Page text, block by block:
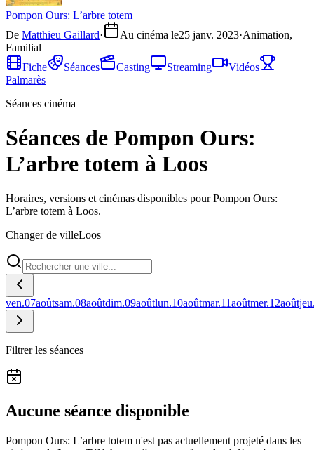
Pompon Ours: L’arbre totem
De Matthieu Gaillard· Au cinéma le25 janv. 2023·Animation,
Familial
Fiche
Séances Casting Streaming
Vidéos
Palmarès
Séances cinéma
Séances de Pompon Ours:
L’arbre totem à Loos
Horaires, versions et cinémas disponibles pour Pompon Ours:
L’arbre totem à Loos.
Changer de villeLoos
ven.07aoûtsam.08aoûtdim.09aoûtlun.10aoûtmar.11aoûtmer.12août
Filtrer les séances
Aucune séance disponible
Pompon Ours: L’arbre totem n'est pas actuellement projeté dans les